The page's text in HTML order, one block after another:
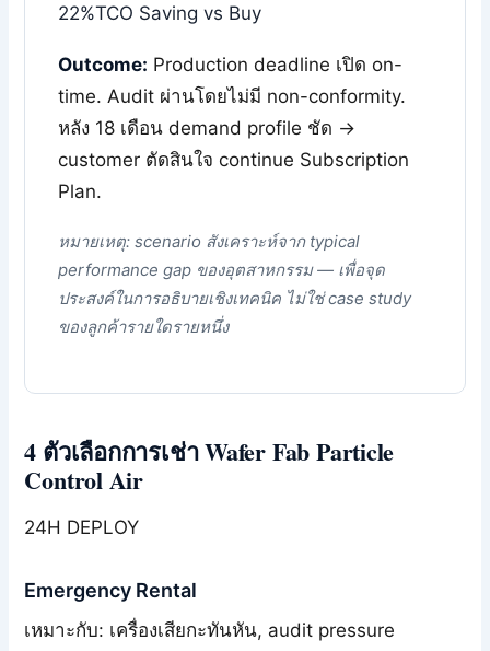
22%TCO Saving vs Buy
Outcome: Production deadline เปิด on-
time. Audit ผ่านโดยไม่มี non-conformity.
หลัง 18 เดือน demand profile ชัด →
customer ตัดสินใจ continue Subscription
Plan.
หมายเหตุ: scenario สังเคราะห์จาก typical
performance gap ของอุตสาหกรรม — เพื่อจุด
ประสงค์ในการอธิบายเชิงเทคนิค ไม่ใช่ case study
ของลูกค้ารายใดรายหนึ่ง
4 ตัวเลือกการเช่า Wafer Fab Particle
Control Air
24H DEPLOY
Emergency Rental
เหมาะกับ: เครื่องเสียกะทันหัน, audit pressure